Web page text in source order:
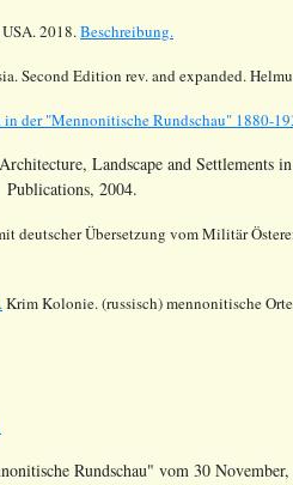
2018.Beschreibung.
Second Edition rev. and expanded.
in der "Mennonitische Rundschau" 1880-
Landscape and Settlements
2004.
deutscher Übersetzung vom Militär
Krim Kolonie. (russisch) mennonitische
Rundschau" vom 30